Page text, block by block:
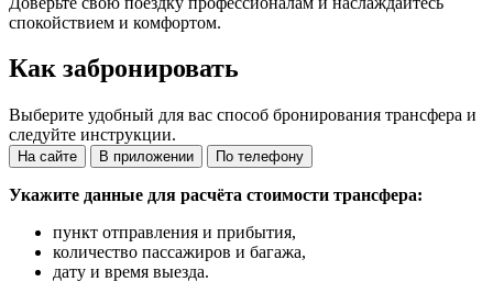
спокойствием и комфортом.
Как забронировать
Выберите удобный для вас способ бронирования трансфера и
следуйте инструкции.
На сайте В приложении По телефону
Укажите данные для расчёта стоимости трансфера:
пункт отправления и прибытия,
количество пассажиров и багажа,
дату и время выезда.